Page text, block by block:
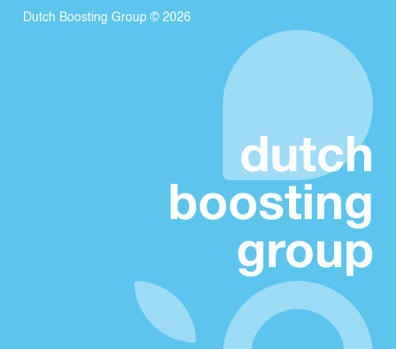
Dutch Boosting Group © 2026